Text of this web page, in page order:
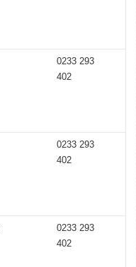
0233 293
402
0233 293
402
0233 293
402